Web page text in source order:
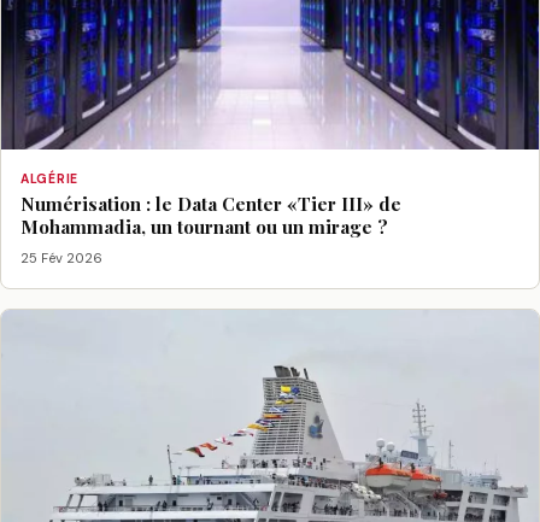
ALGÉRIE
Numérisation : le Data Center «Tier III» de
Mohammadia, un tournant ou un mirage ?
25 Fév 2026